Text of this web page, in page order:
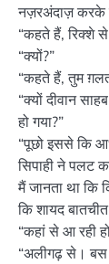
नज़रअंदाज़ करके
“कहते हैं, रिक्शे से
“क्यों?”
“कहते हैं, तुम
“क्यों दीवान
हो गया?”
“पूछो इससे कि
सिपाही ने पलट
मैं जानता था कि
कि शायद
“कहां से आ रही
“अलीगढ़ से। बस